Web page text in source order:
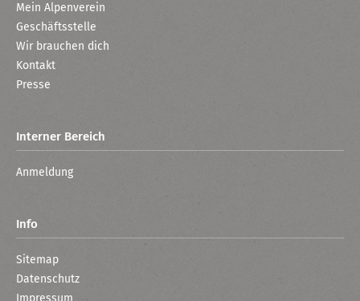
Mein Alpenverein
Geschäftsstelle
Wir brauchen dich
Kontakt
Presse
Interner Bereich
Anmeldung
Info
Sitemap
Datenschutz
Impressum